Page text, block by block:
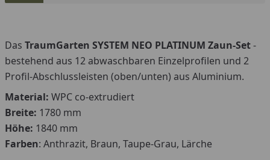
Das TraumGarten SYSTEM NEO PLATINUM Zaun-Set-
bestehend aus 12 abwaschbaren Einzelprofilen und 2
Profil-Abschlussleisten (oben/unten) aus Aluminium.
Material: WPC co-extrudiert
Breite: 1780 mm
Höhe: 1840 mm
Farben: Anthrazit, Braun, Taupe-Grau, Lärche